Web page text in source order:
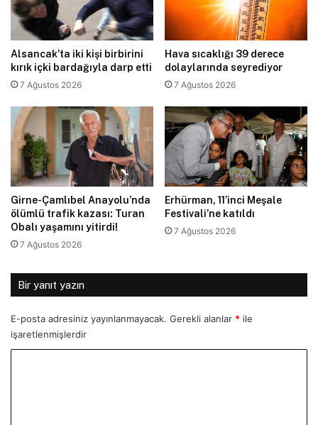
Alsancak’ta iki kişi birbirini
kırık içki bardağıyla darp etti
7 Ağustos 2026
Hava sıcaklığı 39 derece
dolaylarında seyrediyor
7 Ağustos 2026
Girne-Çamlıbel Anayolu’nda
ölümlü trafik kazası: Turan
Obalı yaşamını yitirdi!
7 Ağustos 2026
Erhürman, 11’inci Meşale
Festivali’ne katıldı
7 Ağustos 2026
Bir yanıt yazın
E-posta adresiniz yayınlanmayacak. Gerekli alanlar * ile
işaretlenmişlerdir